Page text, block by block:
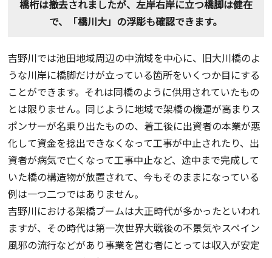
橋桁は撤去されましたが、左岸右岸に立つ橋脚は健在
で、「橋川大」の浮彫も確認できます。
吉野川では池田地域周辺の中流域を中心に、旧大川橋のよ
うな川岸に橋脚だけが立っている箇所をいくつか目にする
ことができます。それは同橋のように供用されていたもの
とは限りません。同じように地域で架橋の機運が高まりス
ポンサーが名乗り出たものの、着工後に出資者の本業が悪
化して資金を捻出できなくなって工事が中止されたり、出
資者が病気で亡くなって工事中止など、途中まで完成して
いた橋の構造物が放置されて、今もそのままになっている
例は一つ二つではありません。
吉野川における架橋ブームは大正時代が多かったといわれ
ますが、その時代は第一次世界大戦後の不景気やスペイン
風邪の流行などがあり事業を営む者にとっては収入が安定